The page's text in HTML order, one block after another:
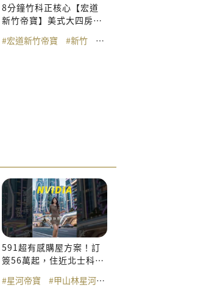
#別墅 #美式別墅智慧城市
#新竹建案 #宏道新竹帝寶
8分鐘竹科正核心【宏道
新竹帝寶】美式大四房自
#宏道新竹帝寶 #新竹 #新竹帝寶
#景觀宅
路站 #文湖線 #精品小豪宅
#體育大學站 #首購族 #機捷
591超有感購屋方案！訂
簽56萬起，住近北士科泳
#星河帝寶 #甲山林星河帝寶